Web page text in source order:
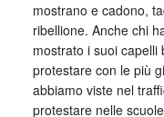
mostrano e cadono,
ribellione. Anche chi
mostrato i suoi
protestare con le più
abbiamo viste nel
protestare nelle